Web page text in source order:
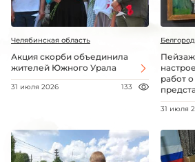
Челябинская область
Акция скорби объединила
жителей Южного Урала
31 июля 2026 133
работ
31 июля